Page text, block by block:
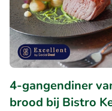
4-gangendiner
brood bij Bistro